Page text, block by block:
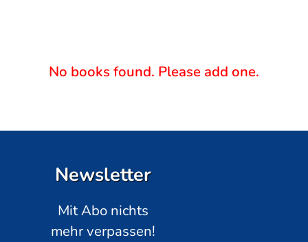
No books found. Please add one.
Newsletter
Mit Abo nichts
mehr verpassen!